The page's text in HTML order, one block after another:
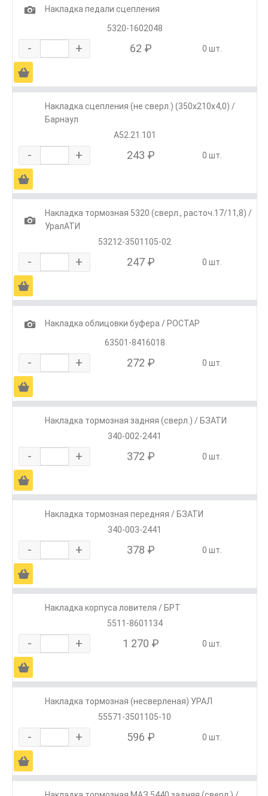
1
Накладка педали сцепления
5320-1602048
- + 62 ₽ 0 шт.
Ä
Накладка сцепления (не сверл.) (350х210х4,0) /
Барнаул
A52.21.101
- + 243 ₽ 0 шт.
Ä
1
Накладка тормозная 5320 (сверл., расточ.17/11,8) /
УралАТИ
53212-3501105-02
- + 247 ₽ 0 шт.
Ä
1
Накладка облицовки буфера / РОСТАР
63501-8416018
- + 272 ₽ 0 шт.
Ä
Накладка тормозная задняя (сверл.) / БЗАТИ
340-002-2441
- + 372 ₽ 0 шт.
Ä
Накладка тормозная передняя / БЗАТИ
340-003-2441
- + 378 ₽ 0 шт.
Ä
Накладка корпуса ловителя / БРТ
5511-8601134
- + 1 270 ₽ 0 шт.
Ä
Накладка тормозная (несверленая) УРАЛ
55571-3501105-10
- + 596 ₽ 0 шт.
Ä